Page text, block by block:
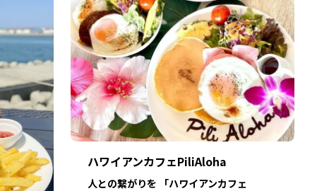
ハワイアンカフェPiliAloha
人との繋がりを 「ハワイアンカフェ